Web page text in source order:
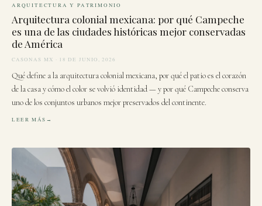
ARQUITECTURA Y PATRIMONIO
Arquitectura colonial mexicana: por qué Campeche
es una de las ciudades históricas mejor conservadas
de América
CASONAS MX · 18 DE JUNIO, 2026
Qué define a la arquitectura colonial mexicana, por qué el patio es el corazón
de la casa y cómo el color se volvió identidad — y por qué Campeche conserva
uno de los conjuntos urbanos mejor preservados del continente.
LEER MÁS